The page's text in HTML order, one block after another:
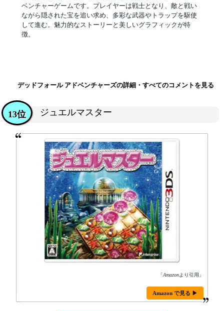
ベンチャーゲームです。プレイヤーは戦士となり、敵と戦い
ながら隠された宝を追い求め、多彩な武器やトラップを駆使
して進む。魅力的なストーリーと美しいグラフィックが特
徴。
デッドフォール アドベンチャーズの詳細・すべてのコメントを見る
ジュエルマスター
13位
「Amazonより引用」
Amazon で見る ▶